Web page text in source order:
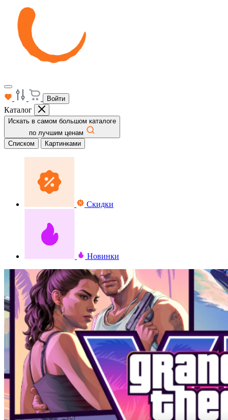
Войти
Каталог
Искать в самом большом каталоге
по лучшим ценам
Списком
Картинками
Скидки
Новинки